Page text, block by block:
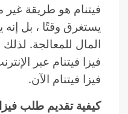
فيتنام هو طريقة غير
يستغرق وقتًا ، بل
المال للمعالجة.
فيزا فيتنام عبر
فيزا فيتنام الآن.
كيفية تقديم طلب